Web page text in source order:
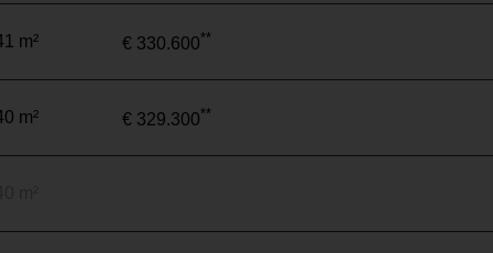
m² € 330.600**
m² € 329.300**